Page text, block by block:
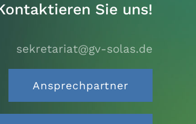
Sie uns!
sekretariat@gv-solas.de
Ansprechpartner